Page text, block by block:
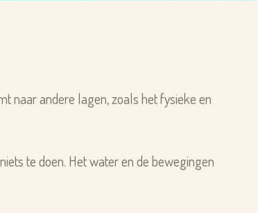
naar andere lagen, zoals het fysieke en
te doen. Het water en de bewegingen